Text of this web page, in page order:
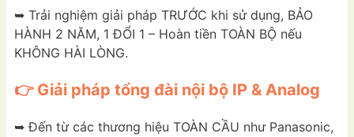
➥ Trải nghiệm giải pháp TRƯỚC khi sử dụng, BẢO
HÀNH 2 NĂM, 1 ĐỔI 1 – Hoàn tiền TOÀN BỘ nếu
KHÔNG HÀI LÒNG.
👉 Giải pháp tổng đài nội bộ IP & Analog
➥ Đến từ các thương hiệu TOÀN CẦU như Panasonic,